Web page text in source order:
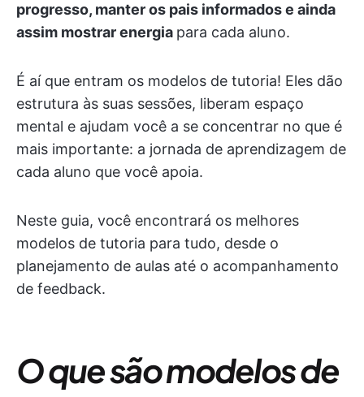
progresso, manter os pais informados e ainda
assim mostrar energia para cada aluno.
É aí que entram os modelos de tutoria! Eles dão
estrutura às suas sessões, liberam espaço
mental e ajudam você a se concentrar no que é
mais importante: a jornada de aprendizagem de
cada aluno que você apoia.
Neste guia, você encontrará os melhores
modelos de tutoria para tudo, desde o
planejamento de aulas até o acompanhamento
de feedback.
O que são modelos de